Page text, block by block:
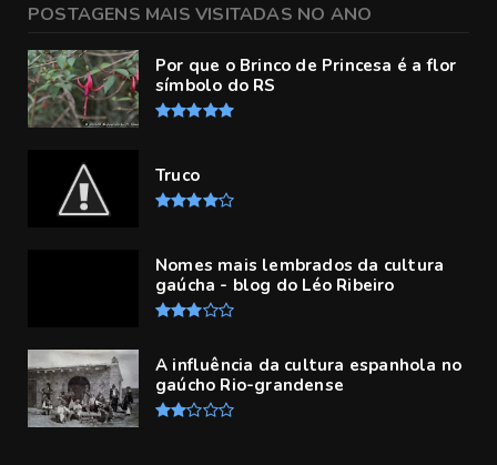
POSTAGENS MAIS VISITADAS NO ANO
Por que o Brinco de Princesa é a flor
símbolo do RS
Truco
Nomes mais lembrados da cultura
gaúcha - blog do Léo Ribeiro
A influência da cultura espanhola no
gaúcho Rio-grandense